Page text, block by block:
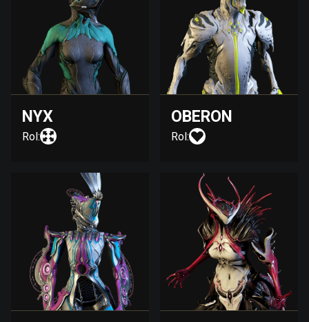
NYX
Rol:
OBERON
Rol: